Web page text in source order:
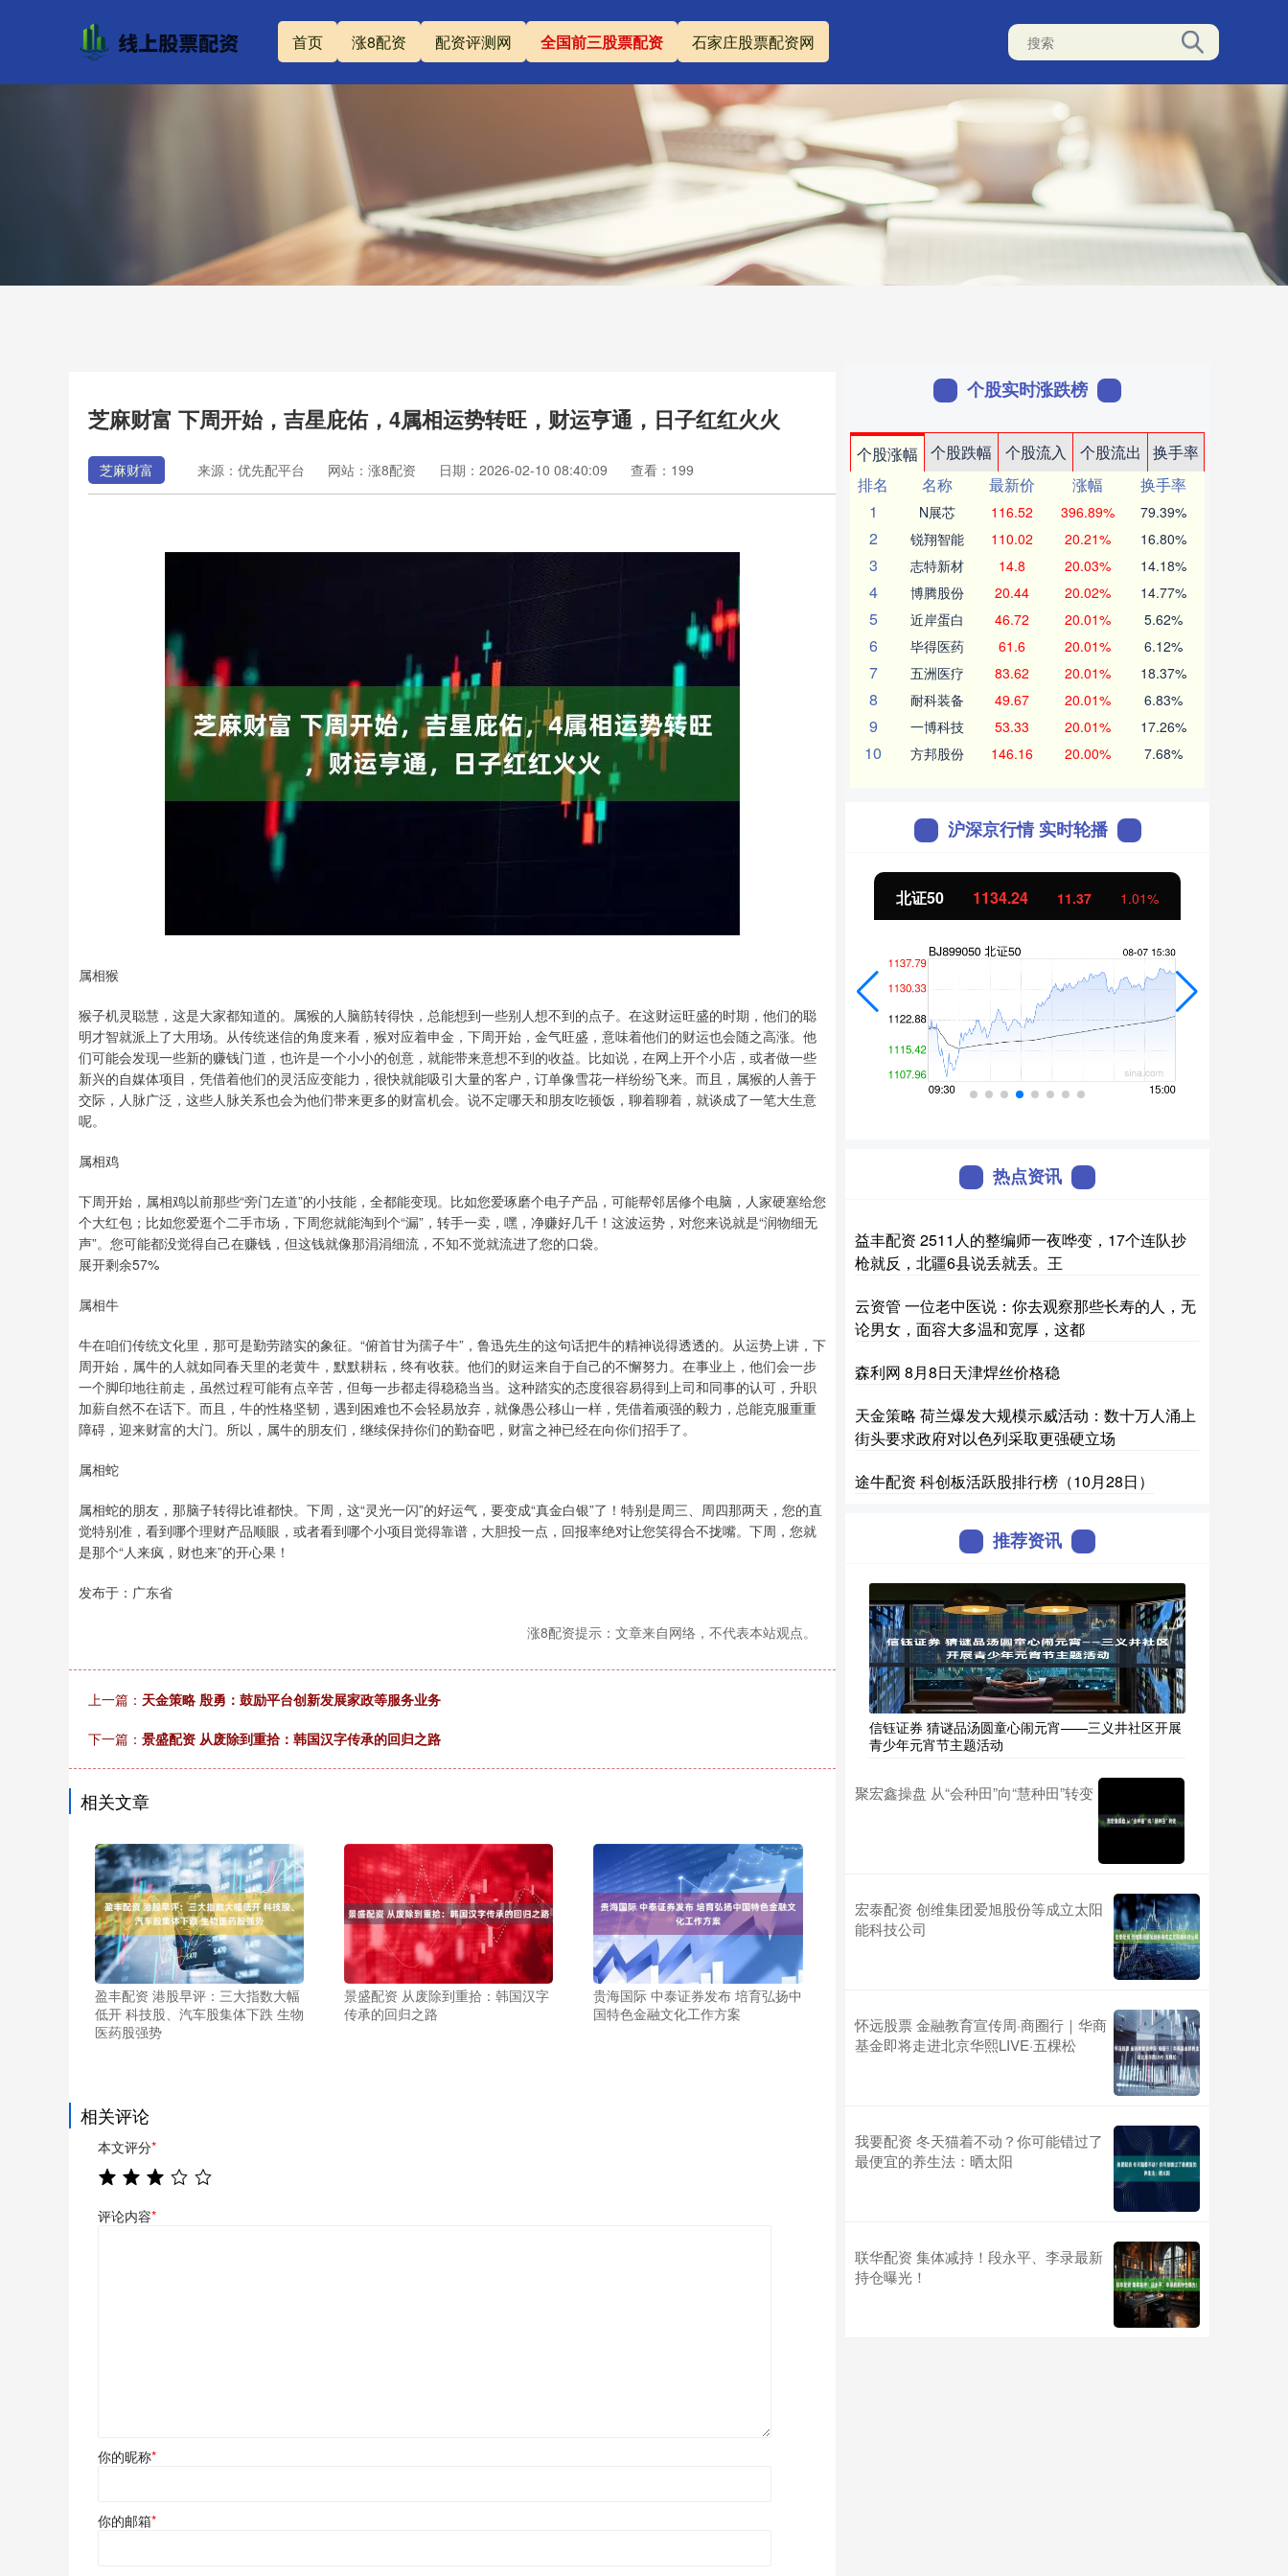
首页 涨8配资 配资评测网 全国前三股票配资 石家庄股票配资网
芝麻财富 下周开始，吉星庇佑，4属相运势转旺，财运亨通，日子红红火火
芝麻财富 来源：优先配平台 网站：涨8配资 日期：2026-02-10 08:40:09 查看：199
属相猴
猴子机灵聪慧，这是大家都知道的。属猴的人脑筋转得快，总能想到一些别人想不到的点子。在这财运旺盛的时期，他们的聪
明才智就派上了大用场。从传统迷信的角度来看，猴对应着申金，下周开始，金气旺盛，意味着他们的财运也会随之高涨。他
们可能会发现一些新的赚钱门道，也许是一个小小的创意，就能带来意想不到的收益。比如说，在网上开个小店，或者做一些
新兴的自媒体项目，凭借着他们的灵活应变能力，很快就能吸引大量的客户，订单像雪花一样纷纷飞来。而且，属猴的人善于
交际，人脉广泛，这些人脉关系也会为他们带来更多的财富机会。说不定哪天和朋友吃顿饭，聊着聊着，就谈成了一笔大生意
呢。
属相鸡
下周开始，属相鸡以前那些“旁门左道”的小技能，全都能变现。比如您爱琢磨个电子产品，可能帮邻居修个电脑，人家硬塞给您
个大红包；比如您爱逛个二手市场，下周您就能淘到个“漏”，转手一卖，嘿，净赚好几千！这波运势，对您来说就是“润物细无
声”。您可能都没觉得自己在赚钱，但这钱就像那涓涓细流，不知不觉就流进了您的口袋。
展开剩余57%
属相牛
牛在咱们传统文化里，那可是勤劳踏实的象征。“俯首甘为孺子牛”，鲁迅先生的这句话把牛的精神说得透透的。从运势上讲，下
周开始，属牛的人就如同春天里的老黄牛，默默耕耘，终有收获。他们的财运来自于自己的不懈努力。在事业上，他们会一步
一个脚印地往前走，虽然过程可能有点辛苦，但每一步都走得稳稳当当。这种踏实的态度很容易得到上司和同事的认可，升职
加薪自然不在话下。而且，牛的性格坚韧，遇到困难也不会轻易放弃，就像愚公移山一样，凭借着顽强的毅力，总能克服重重
障碍，迎来财富的大门。所以，属牛的朋友们，继续保持你们的勤奋吧，财富之神已经在向你们招手了。
属相蛇
属相蛇的朋友，那脑子转得比谁都快。下周，这“灵光一闪”的好运气，要变成“真金白银”了！特别是周三、周四那两天，您的直
觉特别准，看到哪个理财产品顺眼，或者看到哪个小项目觉得靠谱，大胆投一点，回报率绝对让您笑得合不拢嘴。下周，您就
是那个“人来疯，财也来”的开心果！
发布于：广东省
涨8配资提示：文章来自网络，不代表本站观点。
上一篇： 天金策略 殷勇：鼓励平台创新发展家政等服务业务
下一篇： 景盛配资 从废除到重拾：韩国汉字传承的回归之路
相关文章
盈丰配资 港股早评：三大指数大幅
低开 科技股、汽车股集体下跌 生物
医药股强势
景盛配资 从废除到重拾：韩国汉字
传承的回归之路
贵海国际 中泰证券发布 培育弘扬中
国特色金融文化工作方案
相关评论
本文评分*
评论内容*
你的昵称*
你的邮箱*
个股实时涨跌榜
个股涨幅 个股跌幅 个股流入 个股流出
换手率
排名
名称 最新价 涨幅
换手率
1
N展芯 116.52 396.89% 79.39%
2 锐翔智能 110.02 20.21% 16.80%
3 志特新材 14.8 20.03% 14.18%
4 博腾股份 20.44 20.02% 14.77%
5 近岸蛋白 46.72 20.01% 5.62%
6 毕得医药 61.6 20.01% 6.12%
7 五洲医疗 83.62 20.01% 18.37%
8 耐科装备 49.67 20.01% 6.83%
9 一博科技 53.33 20.01% 17.26%
10 方邦股份 146.16 20.00% 7.68%
沪深京行情 实时轮播
北证50 1134.24 11.37 1.01%
热点资讯
益丰配资 2511人的整编师一夜哗变，17个连队抄
枪就反，北疆6县说丢就丢。王
云资管 一位老中医说：你去观察那些长寿的人，无
论男女，面容大多温和宽厚，这都
森利网 8月8日天津焊丝价格稳
天金策略 荷兰爆发大规模示威活动：数十万人涌上
街头要求政府对以色列采取更强硬立场
途牛配资 科创板活跃股排行榜（10月28日）
推荐资讯
信钰证券 猜谜品汤圆童心闹元宵——三义井社区开展
青少年元宵节主题活动
聚宏鑫操盘 从“会种田”向“慧种田”转变
宏泰配资 创维集团爱旭股份等成立太阳
能科技公司
怀远股票 金融教育宣传周·商圈行｜华商
基金即将走进北京华熙LIVE·五棵松
我要配资 冬天猫着不动？你可能错过了
最便宜的养生法：晒太阳
联华配资 集体减持！段永平、李录最新
持仓曝光！